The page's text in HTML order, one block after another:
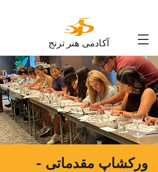
آکادمی هنر ترنج
ورکشاپ مقدماتی -